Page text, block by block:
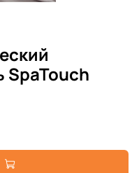
SpaTouch